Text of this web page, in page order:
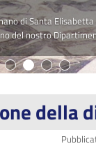
di Santa
del nostro
della